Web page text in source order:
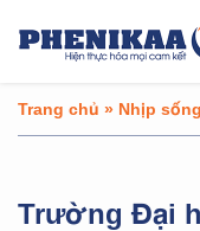
Trang chủ » Nhịp sống
Trường Đại